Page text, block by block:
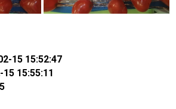
15 15:52:47
15:55:11